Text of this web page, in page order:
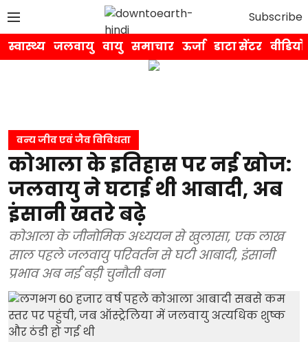
Subscribe
स्वास्थ्य जलवायु वायु समाचार ऊर्जा डाटा सेंटर वीडियो
वन्य जीव एवं जैव विविधता
कोआला के इतिहास पर नई खोज:
जलवायु ने घटाई थी आबादी, अब
इंसानी खतरे बढ़े
कोआला के जीनोमिक अध्ययन से खुलासा, एक लाख
साल पहले जलवायु परिवर्तन से घटी आबादी, इंसानी
प्रभाव अब नई बड़ी चुनौती बना